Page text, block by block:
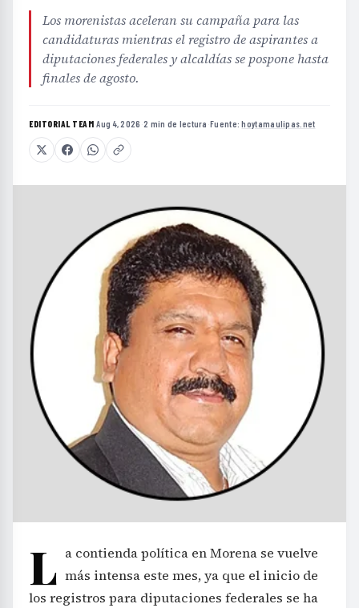
Los morenistas aceleran su campaña para las
candidaturas mientras el registro de aspirantes a
diputaciones federales y alcaldías se pospone hasta
finales de agosto.
EDITORIAL TEAM·Aug 4, 2026 ·2 min de lectura ·Fuente:hoytamaulipas.net
L a contienda política en Morena se vuelve
más intensa este mes, ya que el inicio de
los registros para diputaciones federales se ha